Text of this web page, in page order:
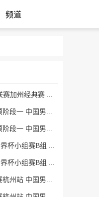
频道
2026年07月07日NBA夏季联赛加州经典赛 热火 - 勇士 全场录像
2026年07月06日男篮世亚预阶段一 中国男篮 - 中国台北男篮 全场录像
2026年07月03日男篮世亚预阶段一 中国男篮 - 日本男篮 全场录像
2026年06月30日U17男篮世界杯小组赛B组 立陶宛U17男篮 - 中国U17男篮 全场录像
2026年06月29日U17男篮世界杯小组赛B组 中国U17男篮 - 加拿大U17男篮 录像
2026年06月23日男篮热身赛杭州站 中国男篮 - 荷兰男篮 全场录像